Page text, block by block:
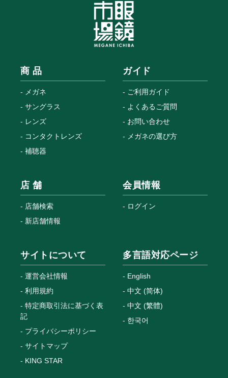
商 品
メガネ
サングラス
レンズ
コンタクトレンズ
補聴器
ガイド
ご利用ガイド
よくあるご質問
お問い合わせ
メガネの選び方
店 舗
店舗検索
新店舗情報
会員情報
ログイン
サイトについて
運営会社情報
利用規約
特定商取引法に基づく表
記
プライバシーポリシー
サイトマップ
KING STAR
多言語対応ページ
English
中文 (简体)
中文 (繁體)
한국어